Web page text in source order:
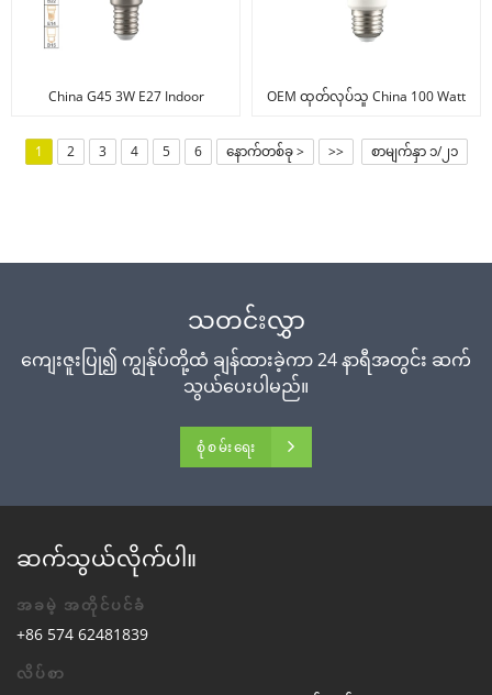
China G45 3W E27 Indoor
Bulb ကို စက်ရုံမှ ပံ့ပိုးပေးပါသည်။
OEM ထုတ်လုပ်သူ China 100 Watt
16W/19W
1
2 3 4 5 6 နောက်တစ်ခု > >> စာမျက်နှာ ၁/၂၁
သတင်းလွှာ
ကျေးဇူးပြု၍ ကျွန်ုပ်တို့ထံ ချန်ထားခဲ့ကာ 24 နာရီအတွင်း ဆက်
သွယ်ပေးပါမည်။
စုံစမ်းရေး
ဆက်သွယ်လိုက်ပါ။
အခမဲ့ အတိုင်ပင်ခံ
+86 574 62481839
လိပ်စာ